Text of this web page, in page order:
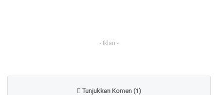
- Iklan -
Tunjukkan Komen (1)